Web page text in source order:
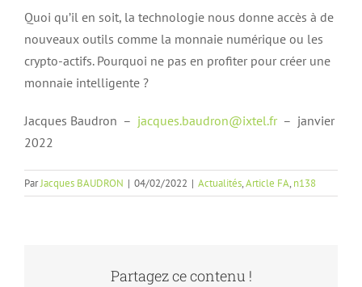
Quoi qu’il en soit, la technologie nous donne accès à de
nouveaux outils comme la monnaie numérique ou les
crypto-actifs. Pourquoi ne pas en profiter pour créer une
monnaie intelligente ?
Jacques Baudron – jacques.baudron@ixtel.fr – janvier
2022
ParJacques BAUDRON | 04/02/2022 | Actualités,Article FA,n138
Partagez ce contenu !